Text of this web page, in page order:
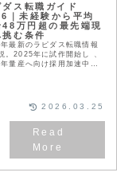
ダス転職ガイド
｜未経験から平均
48万円超の最先端現
挑む条件
最新のラピダス転職情報
。2025年に試作開始し 、
量産へ向け採用加速中。
針をまとめました。
2026.03.25